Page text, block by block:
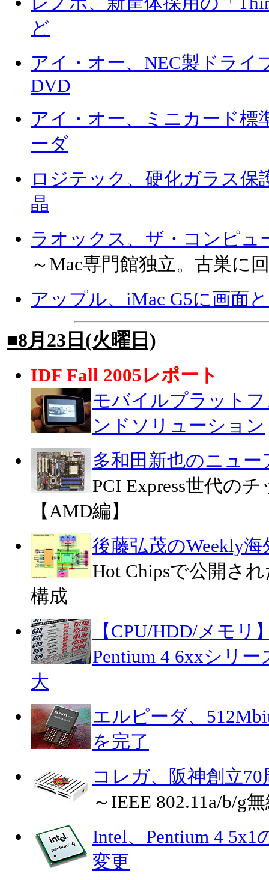
ど
アイ・オー、NEC製ドライ
DVD
アイ・オー、ミニカード標
ーダ
ロジテック、硬化ガラス保
晶
ラオックス、ザ・コンピュ
～Mac専門館独立。古巣に
アップル、iMac G5に画面
■8月23日(火曜日)
IDF Fall 2005レポート
モバイルプラット
ンドソリューション
多和田新也のニュ
PCI Express世代の
【AMD編】
後藤弘茂のWeekly
Hot Chipsで公開さ
構成
【CPU/HDD/メモリ
Pentium 4 6xxシリ
大
エルピーダ、
を完了
コレガ、阪神創立
～IEEE 802.11a/b/g
Intel、Pentium 4
変更